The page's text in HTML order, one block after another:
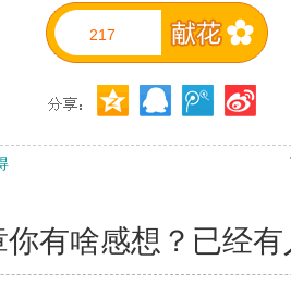
217
有啥感想？已经有